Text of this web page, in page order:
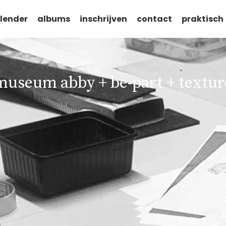
albums inschrijven contact praktisch
abby + be-part +